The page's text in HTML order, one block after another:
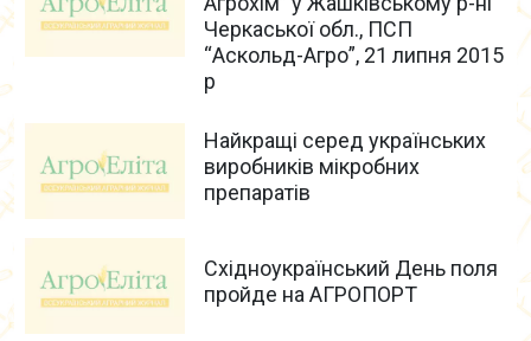
Черкаської обл., ПСП
“Аскольд-Агро”, 21 липня 2015
р
Найкращі серед українських
виробників мікробних
препаратів
Східноукраїнський День поля
пройде на АГРОПОРТ